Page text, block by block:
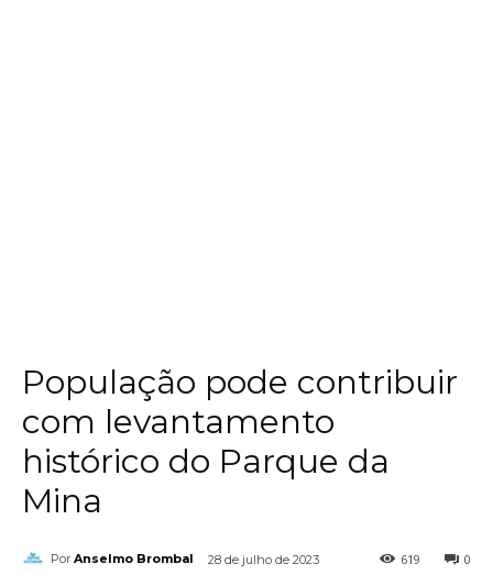
População pode contribuir
com levantamento
histórico do Parque da
Mina
Por Anselmo Brombal 28 de julho de 2023 0
619